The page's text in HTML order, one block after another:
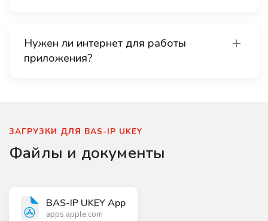
Нужен ли интернет для работы
приложения?
ЗАГРУЗКИ ДЛЯ BAS-IP UKEY
Файлы и документы
BAS-IP UKEY App
apps.apple.com